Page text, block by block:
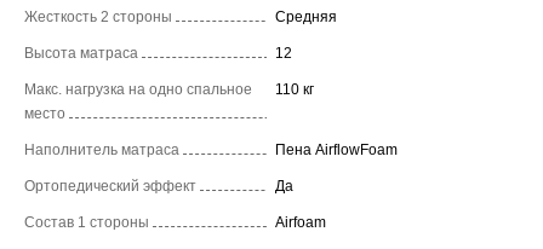
Жесткость 2 стороны Средняя
Высота матраса 12
Макс. нагрузка на одно спальное
место
110 кг
Наполнитель матраса Пена AirflowFoam
Ортопедический эффект Да
Состав 1 стороны Airfoam